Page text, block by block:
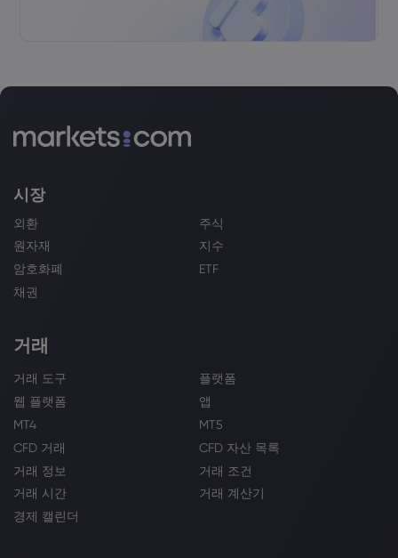
시장
외환
주식
원자재
지수
암호화폐
ETF
채권
거래
거래 도구
플랫폼
웹 플랫폼
앱
MT4
MT5
CFD 거래
CFD 자산 목록
거래 정보
거래 조건
거래 시간
거래 계산기
경제 캘린더